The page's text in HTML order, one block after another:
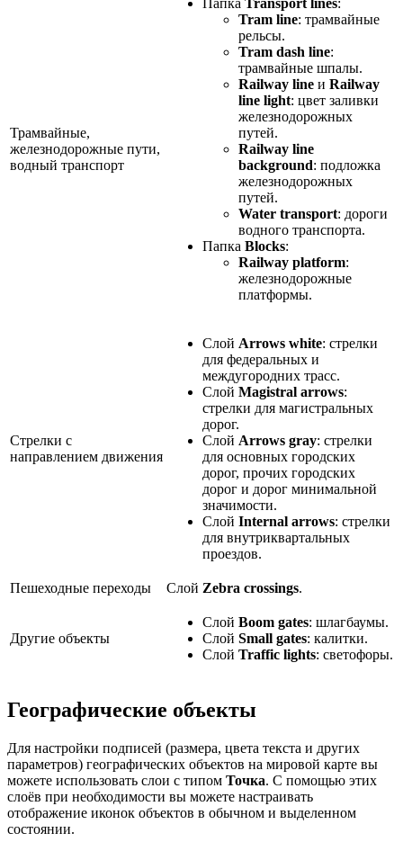
Трамвайные,
железнодорожные пути,
водный транспорт
Папка Transport lines:
Tram line: трамвайные
рельсы.
Tram dash line:
трамвайные шпалы.
Railway line и Railway
line light: цвет заливки
железнодорожных
путей.
Railway line
background: подложка
железнодорожных
путей.
Water transport: дороги
водного транспорта.
Папка Blocks:
Railway platform:
железнодорожные
платформы.
Стрелки с
направлением движения
Слой Arrows white: стрелки
для федеральных и
междугородних трасс.
Слой Magistral arrows:
стрелки для магистральных
дорог.
Слой Arrows gray: стрелки
для основных городских
дорог, прочих городских
дорог и дорог минимальной
значимости.
Слой Internal arrows: стрелки
для внутриквартальных
проездов.
Пешеходные переходы Слой Zebra crossings.
Другие объекты
Слой Boom gates: шлагбаумы.
Слой Small gates: калитки.
Слой Traffic lights: светофоры.
Географические объекты
Для настройки подписей (размера, цвета текста и других
параметров) географических объектов на мировой карте вы
можете использовать слои с типом Точка. С помощью этих
слоёв при необходимости вы можете настраивать
отображение иконок объектов в обычном и выделенном
состоянии.